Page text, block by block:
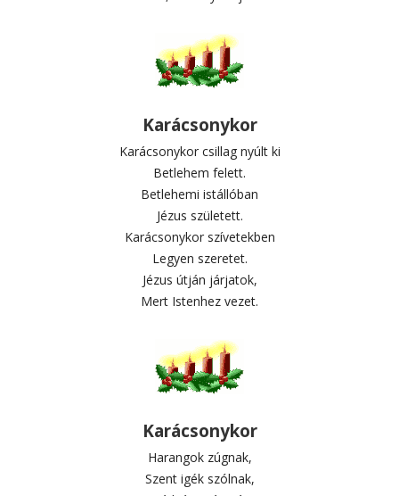
Karácsonykor
Karácsonykor csillag nyúlt ki
Betlehem felett.
Betlehemi istállóban
Jézus született.
Karácsonykor szívetekben
Legyen szeretet.
Jézus útján járjatok,
Mert Istenhez vezet.
Karácsonykor
Harangok zúgnak,
Szent igék szólnak,